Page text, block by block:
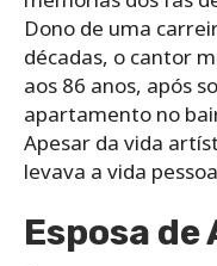
Dono de uma
décadas, o cantor
aos 86 anos, após
apartamento no
Apesar da vida
levava a vida
Esposa de